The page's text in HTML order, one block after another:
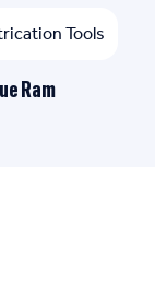
Tools
Ram